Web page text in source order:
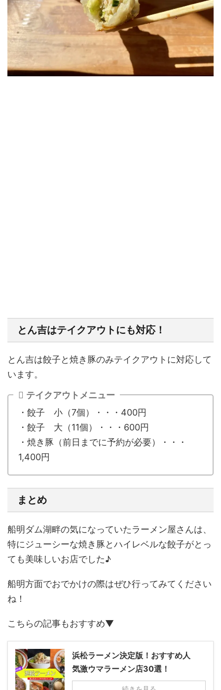
とん吉はテイクアウトにも対応！
とん吉は餃子と焼き豚のみテイクアウトに対応して
います。
テイクアウトメニュー
・餃子 小（7個）・・・400円
・餃子 大（11個）・・・600円
・焼き豚（前日までに予約が必要）・・・
1,400円
まとめ
船明ダム湖畔の気になっていたラーメン屋さんは、
特にジューシーな焼き豚とハイレベルな餃子がとっ
ても美味しいお店でした♪
船明方面でおでかけの際はぜひ行ってみてください
ね！
こちらの記事もおすすめ▼
浜松ラーメン決定版！おすすめ人
気激ウマラーメン店30選！